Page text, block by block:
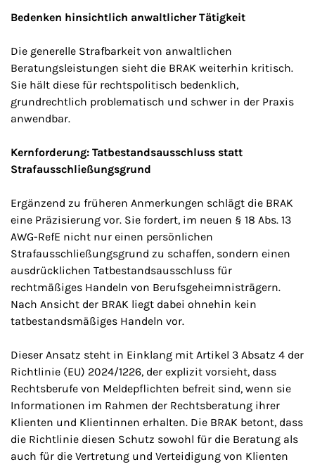
Bedenken hinsichtlich anwaltlicher Tätigkeit
Die generelle Strafbarkeit von anwaltlichen
Beratungsleistungen sieht die BRAK weiterhin kritisch.
Sie hält diese für rechtspolitisch bedenklich,
grundrechtlich problematisch und schwer in der Praxis
anwendbar.
Kernforderung: Tatbestandsausschluss statt
Strafausschließungsgrund
Ergänzend zu früheren Anmerkungen schlägt die BRAK
eine Präzisierung vor. Sie fordert, im neuen § 18 Abs. 13
AWG-RefE nicht nur einen persönlichen
Strafausschließungsgrund zu schaffen, sondern einen
ausdrücklichen Tatbestandsausschluss für
rechtmäßiges Handeln von Berufsgeheimnisträgern.
Nach Ansicht der BRAK liegt dabei ohnehin kein
tatbestandsmäßiges Handeln vor.
Dieser Ansatz steht in Einklang mit Artikel 3 Absatz 4 der
Richtlinie (EU) 2024/1226, der explizit vorsieht, dass
Rechtsberufe von Meldepflichten befreit sind, wenn sie
Informationen im Rahmen der Rechtsberatung ihrer
Klienten und Klientinnen erhalten. Die BRAK betont, dass
die Richtlinie diesen Schutz sowohl für die Beratung als
auch für die Vertretung und Verteidigung von Klienten